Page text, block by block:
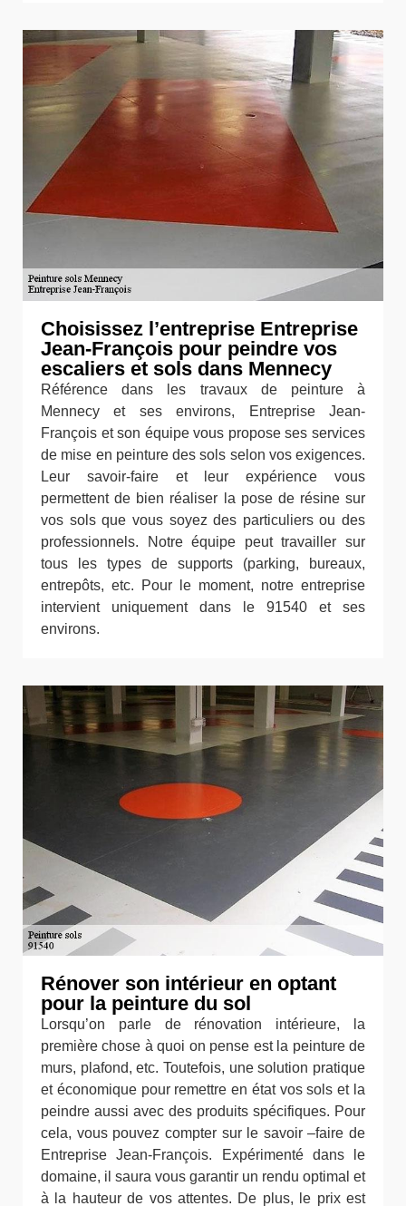
Choisissez l’entreprise Entreprise
Jean-François pour peindre vos
escaliers et sols dans Mennecy
Référence dans les travaux de peinture à
Mennecy et ses environs, Entreprise Jean-
François et son équipe vous propose ses services
de mise en peinture des sols selon vos exigences.
Leur savoir-faire et leur expérience vous
permettent de bien réaliser la pose de résine sur
vos sols que vous soyez des particuliers ou des
professionnels. Notre équipe peut travailler sur
tous les types de supports (parking, bureaux,
entrepôts, etc. Pour le moment, notre entreprise
intervient uniquement dans le 91540 et ses
environs.
Rénover son intérieur en optant
pour la peinture du sol
Lorsqu’on parle de rénovation intérieure, la
première chose à quoi on pense est la peinture de
murs, plafond, etc. Toutefois, une solution pratique
et économique pour remettre en état vos sols et la
peindre aussi avec des produits spécifiques. Pour
cela, vous pouvez compter sur le savoir –faire de
Entreprise Jean-François. Expérimenté dans le
domaine, il saura vous garantir un rendu optimal et
à la hauteur de vos attentes. De plus, le prix est